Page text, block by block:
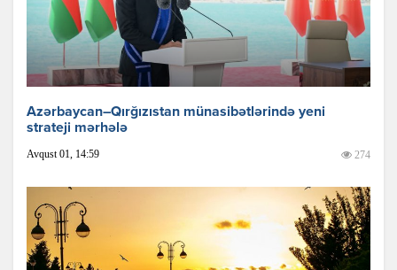
Azərbaycan–Qırğızıstan münasibətlərində yeni
strateji mərhələ
Avqust 01, 14:59 274